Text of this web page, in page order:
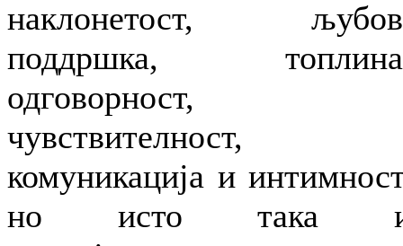
наклонетост,
поддршка,
одговорност,
чувствителност,
комуникација и
но исто така